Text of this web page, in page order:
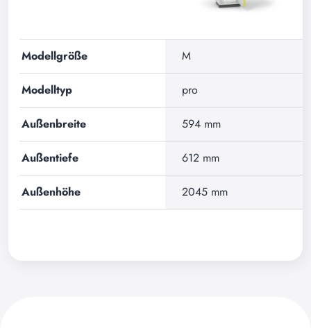
Modellgröße M
Modelltyp pro
Außenbreite 594 mm
Außentiefe 612 mm
Außenhöhe 2045 mm